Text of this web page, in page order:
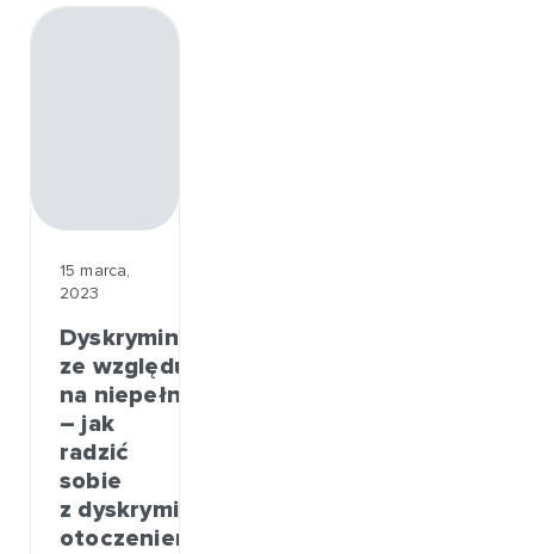
15 marca,
2023
Dyskryminacja
ze względu
na niepełnosprawność
– jak
radzić
sobie
z dyskryminującym
otoczeniem?